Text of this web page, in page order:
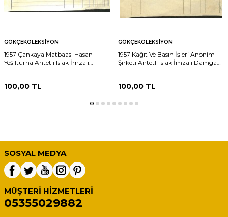
GÖKÇEKOLEKSIYON
1957 Çankaya Matbaası Hasan
Yeşilturna Antetli Islak İmzalı
100,00 TL
GÖKÇEKOLEKSIYON
1957 Kağıt Ve Basın İşleri Anonim
Şirketi Antetli Islak İmzalı Damga
100,00TL
SOSYAL MEDYA
MÜŞTERI HIZMETLERI
05355029882